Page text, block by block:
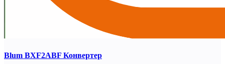
Blum BXF2ABF Конвертер